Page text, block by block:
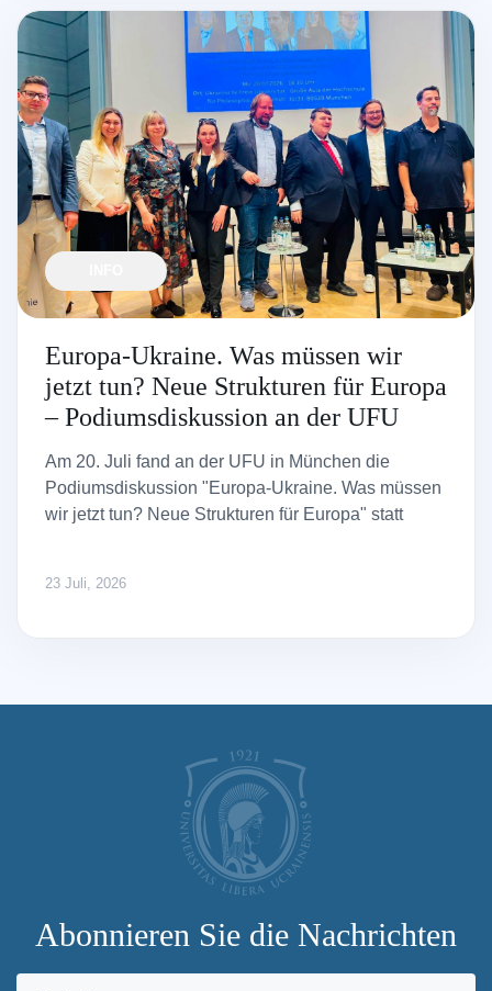
Europa-Ukraine. Was müssen wir
jetzt tun? Neue Strukturen für Europa
– Podiumsdiskussion an der UFU
Am 20. Juli fand an der UFU in München die
Podiumsdiskussion "Europa-Ukraine. Was müssen
wir jetzt tun? Neue Strukturen für Europa" statt
23 Juli, 2026
Abonnieren Sie die Nachrichten